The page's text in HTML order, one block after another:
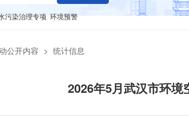
污染治理专项 环境预警
公开内容 > 统计信息
2026年5月武汉市环境